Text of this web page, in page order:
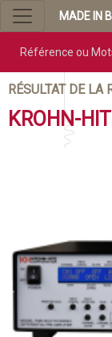
MADE IN
RÉSULTAT DE LA
KROHN-